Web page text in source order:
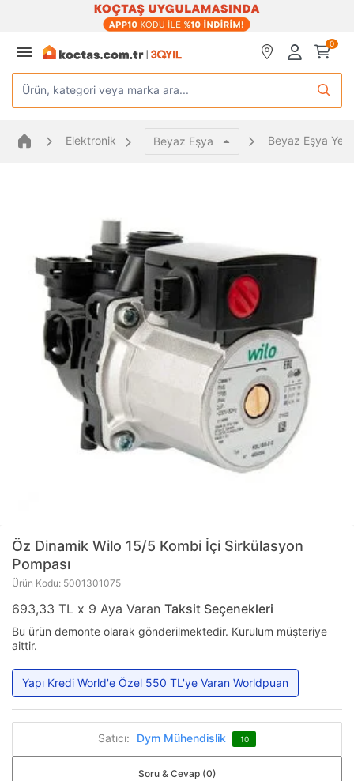
0
Ürün, kategori veya marka ara...
Elektronik Beyaz Eşya Beyaz Eşya
Öz Dinamik Wilo 15/5 Kombi İçi Sirkülasyon
Pompası
Ürün Kodu: 5001301075
693,33 TL x 9 Aya Varan Taksit Seçenekleri
Bu ürün demonte olarak gönderilmektedir. Kurulum müşteriye
aittir.
Yapı Kredi World'e Özel 550 TL'ye Varan Worldpuan
Satıcı: Dym Mühendislik 10
Soru & Cevap (0)